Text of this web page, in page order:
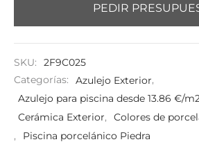
PEDIR
SKU:
2F9C025
Categorías:
Azulejo Exterior,
Azulejo para piscina desde 13.86 €/
Cerámica Exterior,
Colores de
,
Piscina porcelánico Piedra